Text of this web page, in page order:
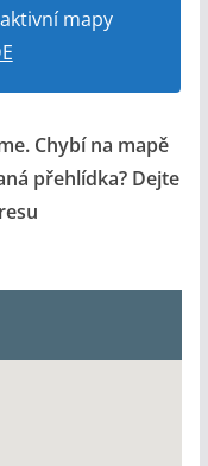
mapy
Chybí na mapě
přehlídka? Dejte